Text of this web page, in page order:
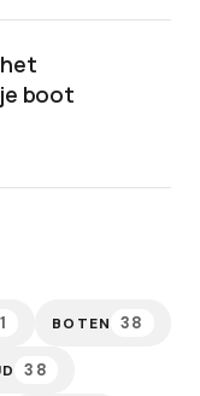
boot
1 BOTEN 38
38